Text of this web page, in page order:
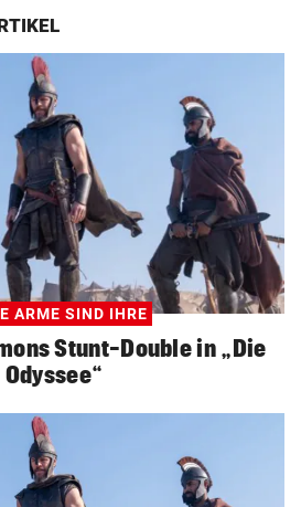
ARME SIND IHRE
Stunt-Double in „Die
Odyssee“